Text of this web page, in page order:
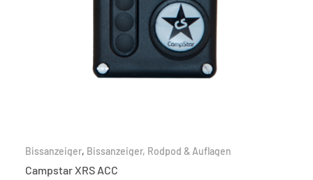
Bissanzeiger, Bissanzeiger, Rodpod & Auflagen
Campstar XRS ACC